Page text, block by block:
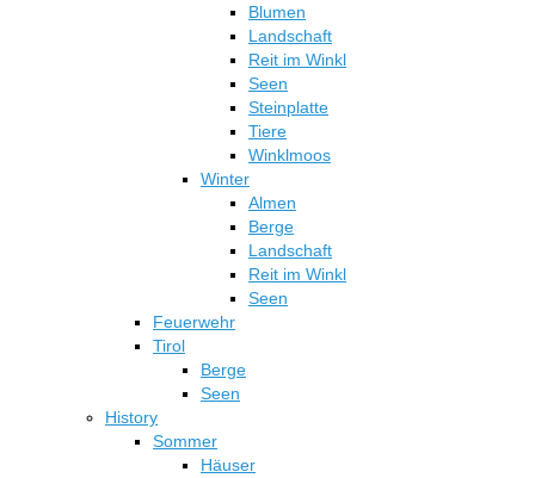
Blumen
Landschaft
Reit im Winkl
Seen
Steinplatte
Tiere
Winklmoos
Winter
Almen
Berge
Landschaft
Reit im Winkl
Seen
Feuerwehr
Tirol
Berge
Seen
History
Sommer
Häuser